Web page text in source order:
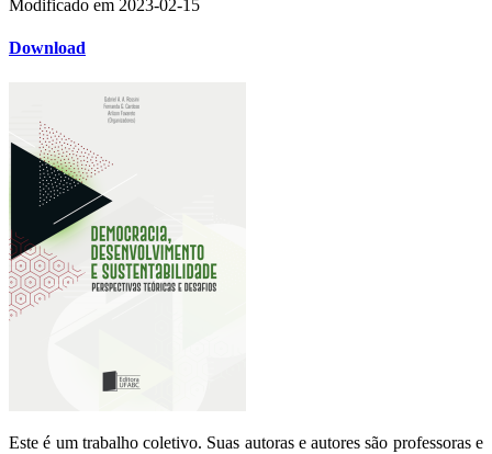
Modificado em 2023-02-15
Download
Este é um trabalho coletivo. Suas autoras e autores são professoras e